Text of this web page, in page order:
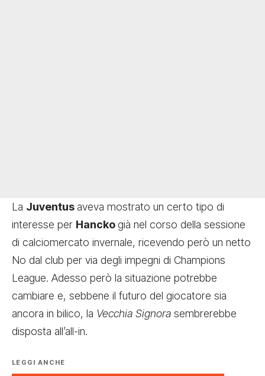
La Juventus aveva mostrato un certo tipo di
interesse per Hanckogià nel corso della sessione
di calciomercato invernale, ricevendo però un netto
No dal club per via degli impegni di Champions
League. Adesso però la situazione potrebbe
cambiare e, sebbene il futuro del giocatore sia
ancora in bilico, la Vecchia Signora sembrerebbe
disposta all’all-in.
LEGGI ANCHE